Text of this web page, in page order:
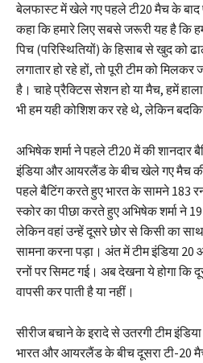
बेलफास्ट में खेले गए पहले टी20 मैच के बाद
कहा कि हमारे लिए सबसे जरूरी यह है कि
पिच (परिस्थितियों) के हिसाब से खुद को
लगातार हो रहे हों, तो पूरी टीम को
है। चाहे प्रैक्टिस सेशन हो या मैच, हमें
भी हम यही कोशिश कर रहे थे, लेकिन
अभिषेक शर्मा ने पहले टी20 में की शानदार
इंडिया और आयरलैंड के बीच खेले गए मैच
पहले बैटिंग करते हुए भारत के सामने 183
स्कोर का पीछा करते हुए अभिषेक शर्मा ने
लेकिन वहां उन्हें दूसरे छोर से किसी का
सामना करना पड़ा। अंत में टीम इंडिया 20
रनों पर सिमट गई। अब देखना ये होगा कि
वापसी कर पाती है या नहीं।
सीरीज बचाने के इरादे से उतरगी टीम इंडिया
भारत और आयरलैंड के बीच दूसरा टी-20